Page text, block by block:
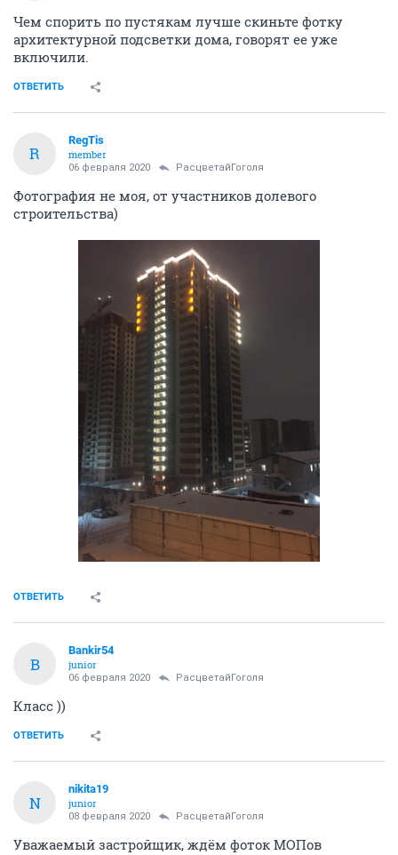
Чем спорить по пустякам лучше скиньте фотку
архитектурной подсветки дома, говорят ее уже
включили.
ОТВЕТИТЬ
R
RegTis
member
06 февраля 2020 РасцветайГоголя
Фотография не моя, от участников долевого
строительства)
ОТВЕТИТЬ
B
Bankir54
junior
06 февраля 2020 РасцветайГоголя
Класс ))
ОТВЕТИТЬ
N
nikita19
junior
08 февраля 2020 РасцветайГоголя
Уважаемый застройщик, ждём фоток МОПов